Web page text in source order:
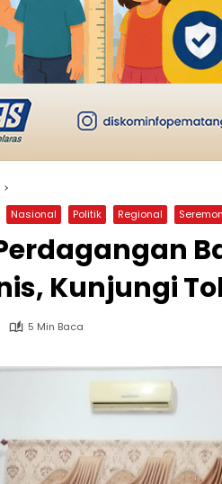
Nasional Politik Regional
Kunjungi
5 Min Baca